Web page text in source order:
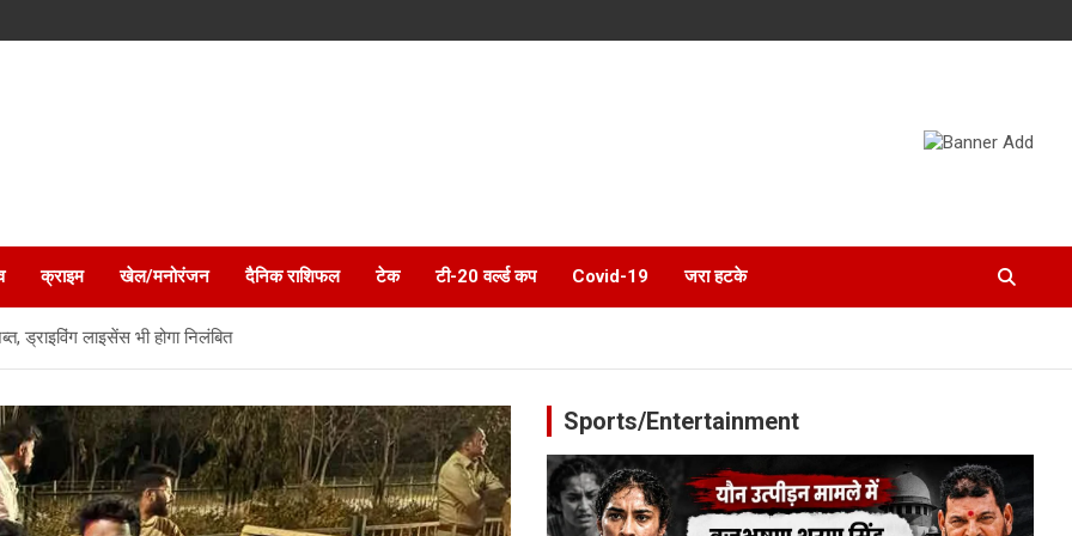
क्राइम खेल/मनोरंजन दैनिक राशिफल टेक टी-20 वर्ल्ड कप Covid-19 जरा हटके
ड्राइविंग लाइसेंस भी होगा निलंबित
Sports/Entertainment